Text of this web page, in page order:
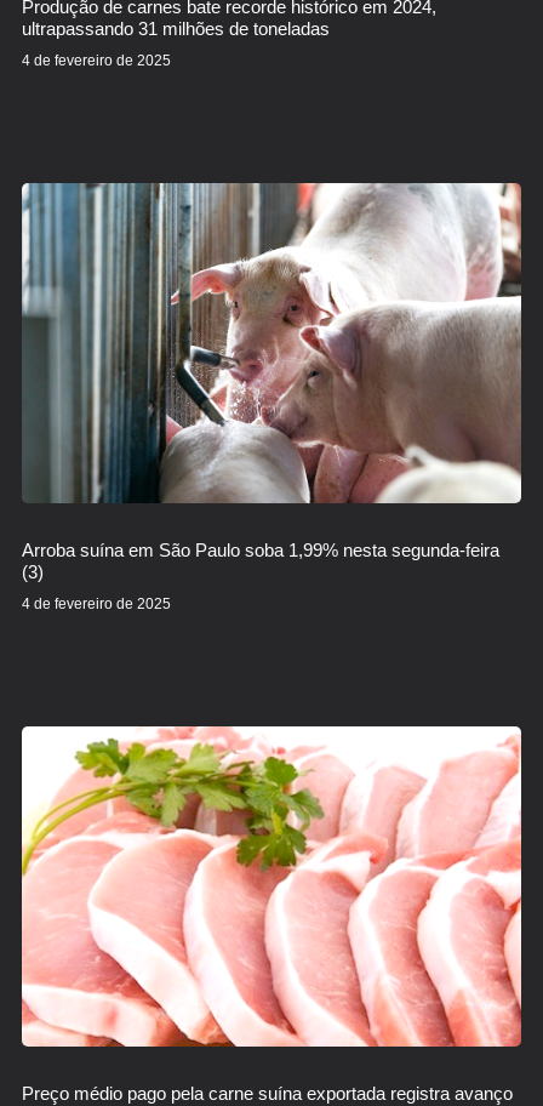
Produção de carnes bate recorde histórico em 2024,
ultrapassando 31 milhões de toneladas
4 de fevereiro de 2025
Arroba suína em São Paulo soba 1,99% nesta segunda-feira
(3)
4 de fevereiro de 2025
Preço médio pago pela carne suína exportada registra avanço